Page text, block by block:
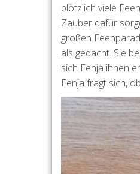
plötzlich viele
Zauber dafür
großen
als gedacht. Sie
sich Fenja ihnen
Fenja fragt sich,